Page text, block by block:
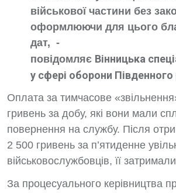
військової частини без
оформлюючи для цього
дат, -
повідомляє Вінницька
у сфері оборони Південного
Оплата за тимчасове
гривень за добу, які вони мали
повернення на службу. Після
2 500 гривень за п’ятиденне
військовослужбовців, її
За процесуального керівництва